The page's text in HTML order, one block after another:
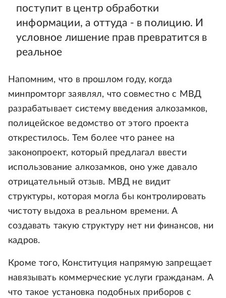
поступит в центр обработки
информации, а оттуда - в полицию. И
условное лишение прав превратится в
реальное
Напомним, что в прошлом году, когда
минпромторг заявлял, что совместно с МВД
разрабатывает систему введения алкозамков,
полицейское ведомство от этого проекта
открестилось. Тем более что ранее на
законопроект, который предлагал ввести
использование алкозамков, оно уже давало
отрицательный отзыв. МВД не видит
структуры, которая могла бы контролировать
чистоту выдоха в реальном времени. А
создавать такую структуру нет ни финансов, ни
кадров.
Кроме того, Конституция напрямую запрещает
навязывать коммерческие услуги гражданам. А
что такое установка подобных приборов с